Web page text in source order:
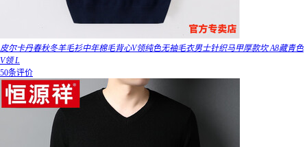
皮尔卡丹春秋冬羊毛衫中年棉毛背心V领纯色无袖毛衣男士针织马甲厚款坎 A8藏青色
V领 L
50条评价